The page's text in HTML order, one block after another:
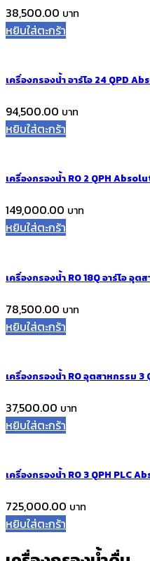
38,500.00
หยิบใส่ตะกร้า
เครื่องกรองน้ำ อาร์โอ 24 QPD
94,500.00
หยิบใส่ตะกร้า
เครื่องกรองน้ำ RO 2 QPH
149,000.00
หยิบใส่ตะกร้า
เครื่องกรองน้ำ RO 18Q อาร์โอ อุต
78,500.00
หยิบใส่ตะกร้า
เครื่องกรองน้ำ RO อุตสาหกรรม 3
37,500.00
หยิบใส่ตะกร้า
เครื่องกรองน้ำ RO 3 QPH PLC
725,000.00
หยิบใส่ตะกร้า